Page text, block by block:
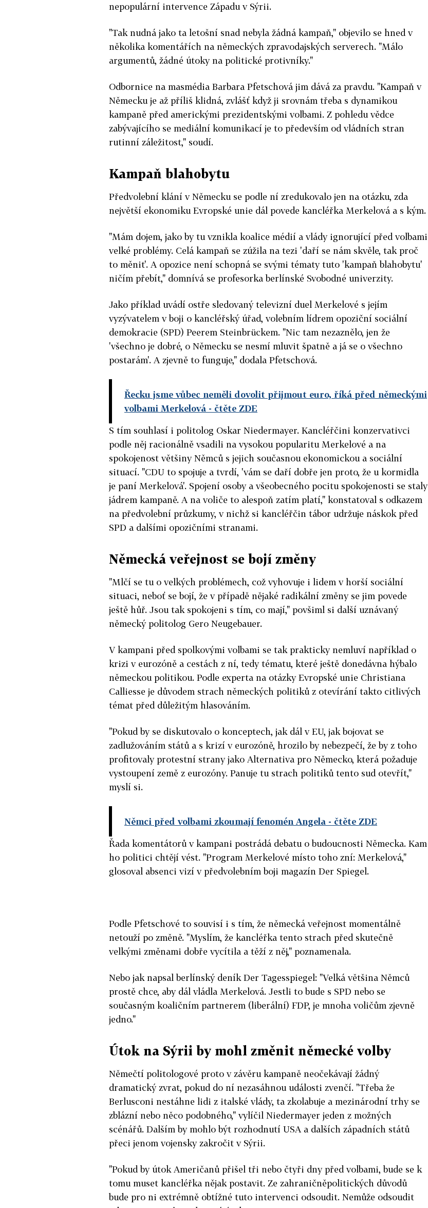
nepopulární intervence Západu v Sýrii.
"Tak nudná jako ta letošní snad nebyla žádná kampaň," objevilo se hned v
několika komentářích na německých zpravodajských serverech. "Málo
argumentů, žádné útoky na politické protivníky."
Odbornice na masmédia Barbara Pfetschová jim dává za pravdu. "Kampaň v
Německu je až příliš klidná, zvlášť když ji srovnám třeba s dynamikou
kampaně před americkými prezidentskými volbami. Z pohledu vědce
zabývajícího se mediální komunikací je to především od vládních stran
rutinní záležitost," soudí.
Kampaň blahobytu
Předvolební klání v Německu se podle ní zredukovalo jen na otázku, zda
největší ekonomiku Evropské unie dál povede kancléřka Merkelová a s kým.
"Mám dojem, jako by tu vznikla koalice médií a vlády ignorující před volbami
velké problémy. Celá kampaň se zúžila na tezi 'daří se nám skvěle, tak proč
to měnit'. A opozice není schopná se svými tématy tuto 'kampaň blahobytu'
ničím přebít," domnívá se profesorka berlínské Svobodné univerzity.
Jako příklad uvádí ostře sledovaný televizní duel Merkelové s jejím
vyzývatelem v boji o kancléřský úřad, volebním lídrem opoziční sociální
demokracie (SPD) Peerem Steinbrückem. "Nic tam nezaznělo, jen že
'všechno je dobré, o Německu se nesmí mluvit špatně a já se o všechno
postarám'. A zjevně to funguje," dodala Pfetschová.
Řecku jsme vůbec neměli dovolit přijmout euro, říká před německými
volbami Merkelová - čtěte ZDE
S tím souhlasí i politolog Oskar Niedermayer. Kancléřčini konzervativci
podle něj racionálně vsadili na vysokou popularitu Merkelové a na
spokojenost většiny Němců s jejich současnou ekonomickou a sociální
situací. "CDU to spojuje a tvrdí, 'vám se daří dobře jen proto, že u kormidla
je paní Merkelová'. Spojení osoby a všeobecného pocitu spokojenosti se staly
jádrem kampaně. A na voliče to alespoň zatím platí," konstatoval s odkazem
na předvolební průzkumy, v nichž si kancléřčin tábor udržuje náskok před
SPD a dalšími opozičními stranami.
Německá veřejnost se bojí změny
"Mlčí se tu o velkých problémech, což vyhovuje i lidem v horší sociální
situaci, neboť se bojí, že v případě nějaké radikální změny se jim povede
ještě hůř. Jsou tak spokojeni s tím, co mají," povšiml si další uznávaný
německý politolog Gero Neugebauer.
V kampani před spolkovými volbami se tak prakticky nemluví například o
krizi v eurozóně a cestách z ní, tedy tématu, které ještě donedávna hýbalo
německou politikou. Podle experta na otázky Evropské unie Christiana
Calliesse je důvodem strach německých politiků z otevírání takto citlivých
témat před důležitým hlasováním.
"Pokud by se diskutovalo o konceptech, jak dál v EU, jak bojovat se
zadlužováním států a s krizí v eurozóně, hrozilo by nebezpečí, že by z toho
profitovaly protestní strany jako Alternativa pro Německo, která požaduje
vystoupení země z eurozóny. Panuje tu strach politiků tento sud otevřít,"
myslí si.
Němci před volbami zkoumají fenomén Angela - čtěte ZDE
Řada komentátorů v kampani postrádá debatu o budoucnosti Německa. Kam
ho politici chtějí vést. "Program Merkelové místo toho zní: Merkelová,"
glosoval absenci vizí v předvolebním boji magazín Der Spiegel.
Podle Pfetschové to souvisí i s tím, že německá veřejnost momentálně
netouží po změně. "Myslím, že kancléřka tento strach před skutečně
velkými změnami dobře vycítila a těží z něj," poznamenala.
Nebo jak napsal berlínský deník Der Tagesspiegel: "Velká většina Němců
prostě chce, aby dál vládla Merkelová. Jestli to bude s SPD nebo se
současným koaličním partnerem (liberální) FDP, je mnoha voličům zjevně
jedno."
Útok na Sýrii by mohl změnit německé volby
Němečtí politologové proto v závěru kampaně neočekávají žádný
dramatický zvrat, pokud do ní nezasáhnou události zvenčí. "Třeba že
Berlusconi nestáhne lidi z italské vlády, ta zkolabuje a mezinárodní trhy se
zblázní nebo něco podobného," vylíčil Niedermayer jeden z možných
scénářů. Dalším by mohlo být rozhodnutí USA a dalších západních států
přeci jenom vojensky zakročit v Sýrii.
"Pokud by útok Američanů přišel tři nebo čtyři dny před volbami, bude se k
tomu muset kancléřka nějak postavit. Ze zahraničněpolitických důvodů
bude pro ni extrémně obtížné tuto intervenci odsoudit. Nemůže odsoudit